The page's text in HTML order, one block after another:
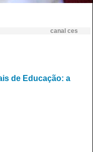
canal ces
de Educação: a